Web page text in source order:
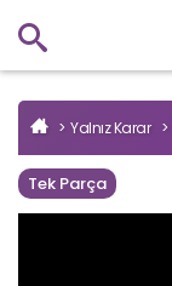
Yalnız Karar
Tek Parça